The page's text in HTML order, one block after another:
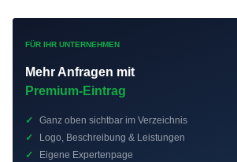
FÜR IHR UNTERNEHMEN
Mehr Anfragen mit
Premium-Eintrag
✓
Ganz oben sichtbar im Verzeichnis
✓
Logo, Beschreibung & Leistungen
✓
Eigene Expertenpage